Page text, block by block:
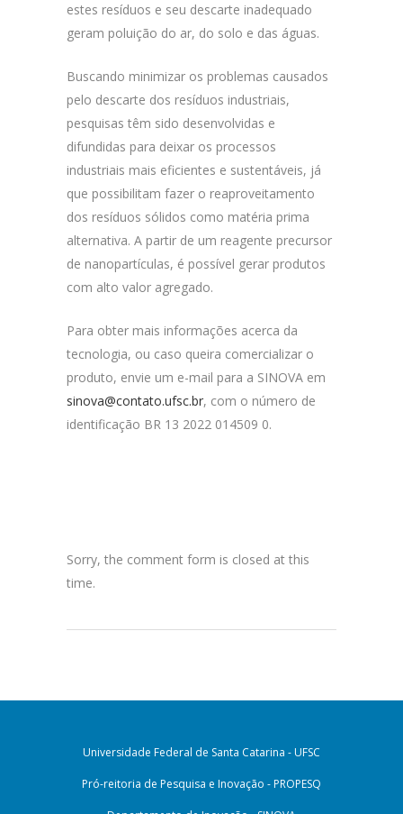
estes resíduos e seu descarte inadequado
geram poluição do ar, do solo e das águas.
Buscando minimizar os problemas causados
pelo descarte dos resíduos industriais,
pesquisas têm sido desenvolvidas e
difundidas para deixar os processos
industriais mais eficientes e sustentáveis, já
que possibilitam fazer o reaproveitamento
dos resíduos sólidos como matéria prima
alternativa. A partir de um reagente precursor
de nanopartículas, é possível gerar produtos
com alto valor agregado.
Para obter mais informações acerca da
tecnologia, ou caso queira comercializar o
produto, envie um e-mail para a SINOVA em
sinova@contato.ufsc.br, com o número de
identificação BR 13 2022 014509 0.
Sorry, the comment form is closed at this
time.
Universidade Federal de Santa Catarina - UFSC
Pró-reitoria de Pesquisa e Inovação - PROPESQ